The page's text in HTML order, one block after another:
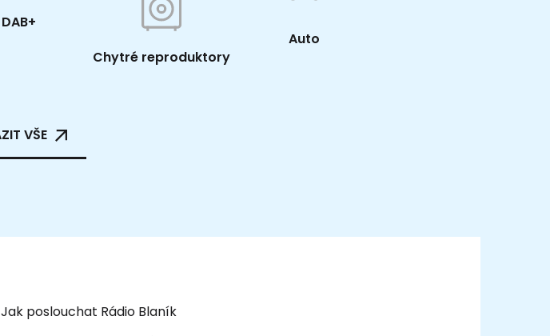
DAB+
Chytré reproduktory
Auto
VŠE
Jak poslouchat Rádio Blaník